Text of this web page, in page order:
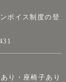
ボイス制度の登
り・座椅子あり